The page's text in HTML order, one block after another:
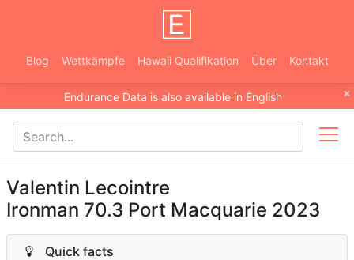
Blog Wettkämpfe Hawaii Qualifikation Über Kontakt
×
Endurance Data is also available in English
Valentin Lecointre
Ironman 70.3 Port Macquarie 2023
Quick facts